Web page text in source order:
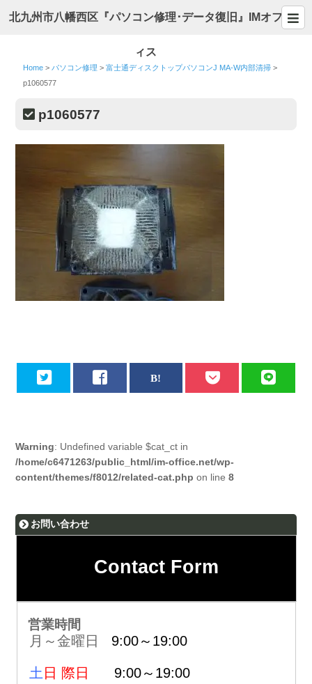
北九州市八幡西区『パソコン修理･データ復旧』IMオフ
ィス
Home > パソコン修理 >富士通ディスクトップパソコンJ MA-W内部清掃 >
p1060577
p1060577
Warning: Undefined variable $cat_ct in
/home/c6471263/public_html/im-office.net/wp-
content/themes/f8012/related-cat.php on line8
お問い合わせ
Contact Form
営業時間
月～金曜日 9:00～19:00
土 日 際日 9:00～19:00